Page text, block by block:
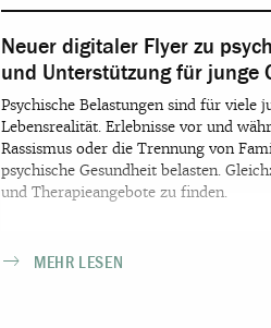
Neuer digitaler Flyer zu
und Unterstützung für junge
Psychische Belastungen sind für viele
Lebensrealität. Erlebnisse vor und
Rassismus oder die Trennung von
psychische Gesundheit belasten.
und Therapieangebote zu finden.
MEHR LESEN